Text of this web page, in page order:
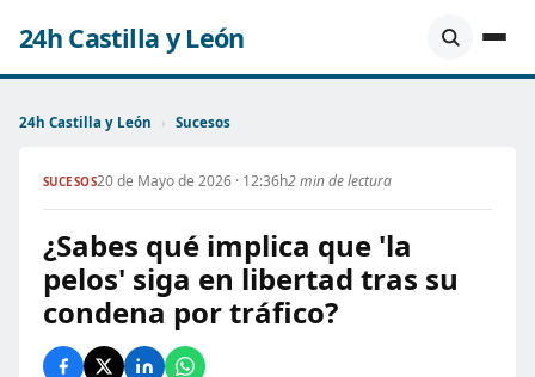
24h Castilla y León
24h Castilla y León › Sucesos
SUCESOS20 de Mayo de 2026 · 12:36h2 min de lectura
¿Sabes qué implica que 'la
pelos' siga en libertad tras su
condena por tráfico?